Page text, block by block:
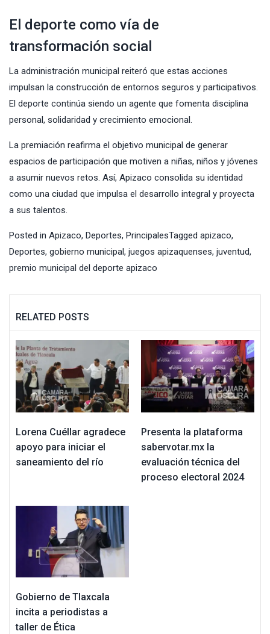
El deporte como vía de
transformación social
La administración municipal reiteró que estas acciones
impulsan la construcción de entornos seguros y participativos.
El deporte continúa siendo un agente que fomenta disciplina
personal, solidaridad y crecimiento emocional.
La premiación reafirma el objetivo municipal de generar
espacios de participación que motiven a niñas, niños y jóvenes
a asumir nuevos retos. Así, Apizaco consolida su identidad
como una ciudad que impulsa el desarrollo integral y proyecta
a sus talentos.
Posted in Apizaco, Deportes, PrincipalesTagged apizaco,
Deportes, gobierno municipal, juegos apizaquenses, juventud,
premio municipal del deporte apizaco
RELATED POSTS
Lorena Cuéllar agradece
apoyo para iniciar el
saneamiento del río
Presenta la plataforma
sabervotar.mx la
evaluación técnica del
proceso electoral 2024
Gobierno de Tlaxcala
incita a periodistas a
taller de Ética